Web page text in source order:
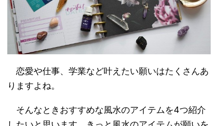
恋愛や仕事、学業など叶えたい願いはたくさんあ
りますよね。
そんなときおすすめな風水のアイテムを4つ紹介